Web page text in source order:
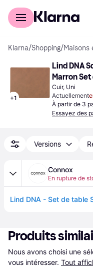
Acheter avec Klarna
Klarna/Shopping/Maisons
+1
Lind DNA
Marron
Cuir, Uni
Actuellement
À partir de 3
Essayez des
Versions
Connox
En rupture de
Produits
Nous avons choisi une
vous intéresser. Tout